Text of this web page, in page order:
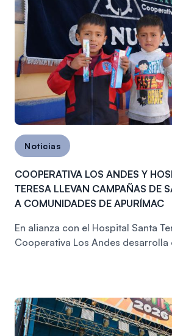
Noticias
COOPERATIVA LOS ANDES Y
TERESA LLEVAN CAMPAÑAS DE
A COMUNIDADES DE APURÍMAC
En alianza con el Hospital Santa
Cooperativa Los Andes desarrolla